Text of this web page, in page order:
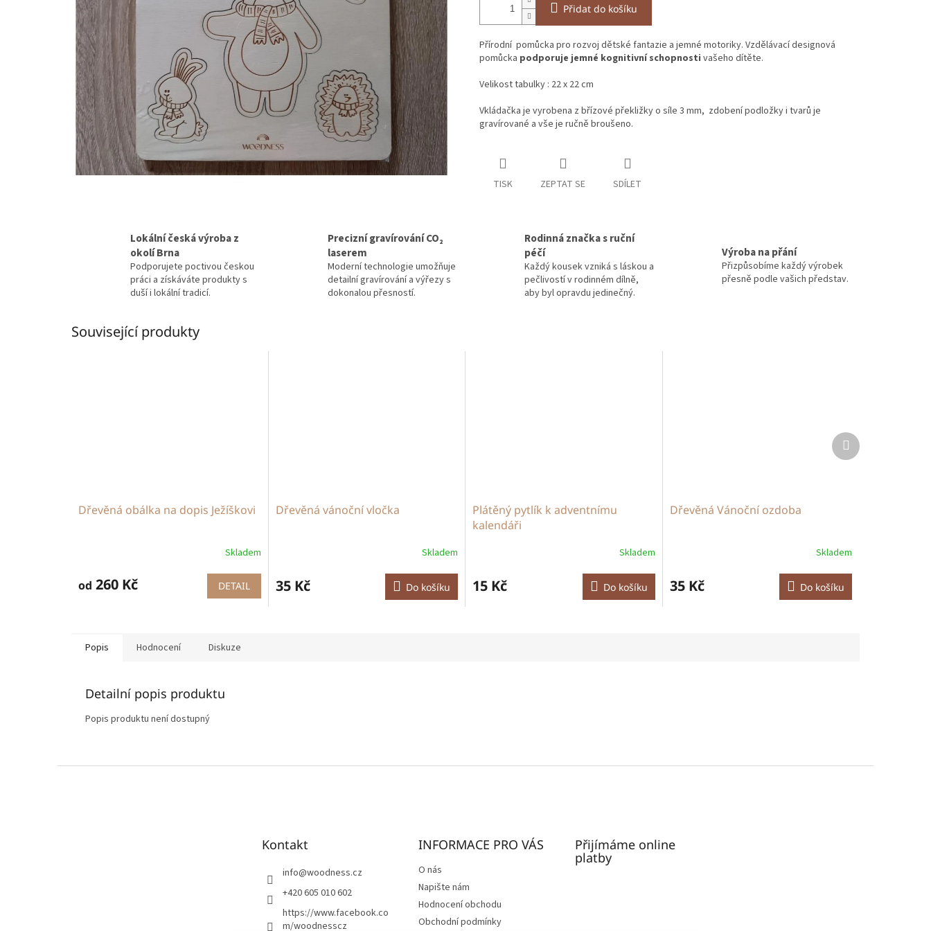
Přidat do košíku
Přírodní pomůcka pro rozvoj dětské fantazie a jemné motoriky. Vzdělávací designová
pomůcka podporuje jemné kognitivní schopnosti vašeho dítěte.
Velikost tabulky : 22 x 22 cm
Vkládačka je vyrobena z břízové překližky o síle 3 mm, zdobení podložky i tvarů je
gravírované a vše je ručně broušeno.
TISK ZEPTAT SE SDÍLET
Lokální česká výroba z
okolí Brna
Podporujete poctivou českou
práci a získáváte produkty s
duší i lokální tradicí.
Precizní gravírování CO₂
laserem
Moderní technologie umožňuje
detailní gravírování a výřezy s
dokonalou přesností.
Rodinná značka s ruční
péčí
Každý kousek vzniká s láskou a
pečlivostí v rodinném dílně,
aby byl opravdu jedinečný.
Výroba na přání
Přizpůsobíme každý výrobek
přesně podle vašich představ.
Související produkty
Dřevěná obálka na dopis Ježíškovi
Skladem
od 260 Kč DETAIL
Dřevěná vánoční vločka
Skladem
35 Kč Do košíku
Plátěný pytlík k adventnímu
kalendáři
Skladem
15 Kč Do košíku
Dřevěná Vánoční ozdoba
Skladem
35 Kč Do košíku
Další
produkt
Popis Hodnocení Diskuze
Detailní popis produktu
Popis produktu není dostupný
Kontakt
info@woodness.cz
+420 605 010 602
https://www.facebook.co
m/woodnesscz
INFORMACE PRO VÁS
O nás
Napište nám
Hodnocení obchodu
Obchodní podmínky
Přijímáme online
platby